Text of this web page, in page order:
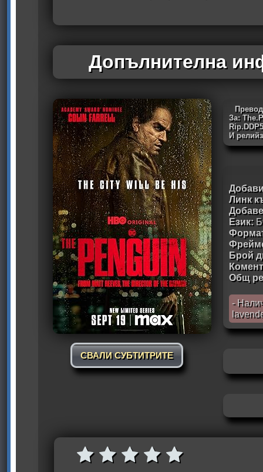
Допълнителна
СВАЛИ СУБТИТРИТЕ
За:
И
Линк
Език:
Брой
Общ
-